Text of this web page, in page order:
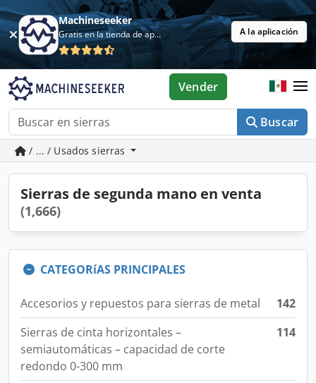
Machineseeker
Gratis en la tienda de aplicaciones A la aplicación
Buscar
Vender
/ ... / Usados sierras
Sierras de segunda mano en venta
(1,666)
CATEGORíAS PRINCIPALES
Accesorios y repuestos para sierras de metal
142
Sierras de cinta horizontales –
semiautomáticas – capacidad de corte
redondo 0-300 mm
114